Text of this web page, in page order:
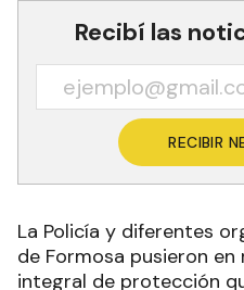
Recibí las
RECIBIR
La Policía y diferentes
de Formosa pusieron
integral de protección